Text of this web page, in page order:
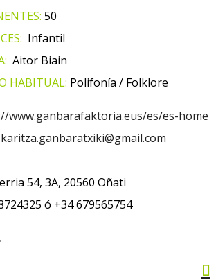
50
Infantil
Aitor Biain
HABITUAL: Polifonía / Folklore
www.ganbarafaktoria.eus/es/es-home
54, 3A, 20560 Oñati
ó +34 679565754
